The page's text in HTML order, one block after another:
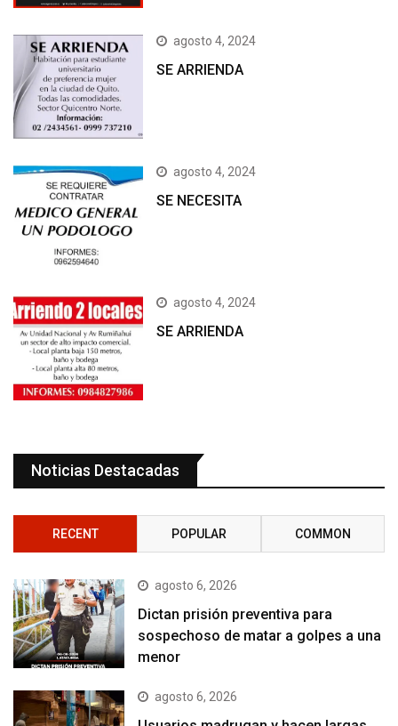
agosto 4, 2024
SE ARRIENDA
agosto 4, 2024
SE NECESITA
agosto 4, 2024
SE ARRIENDA
Noticias Destacadas
RECENT POPULAR COMMON
agosto 6, 2026
Dictan prisión preventiva para
sospechoso de matar a golpes a una
menor
agosto 6, 2026